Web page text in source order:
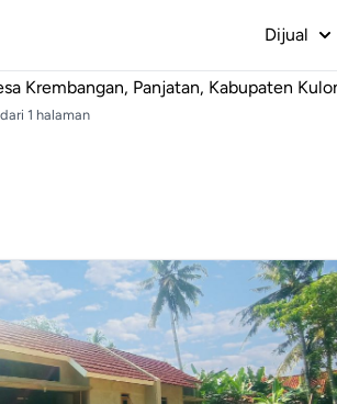
Dijual
Krembangan, Panjatan, Kabupaten
1 halaman